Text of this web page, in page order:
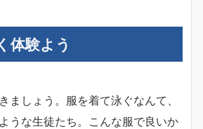
体験よう
ましょう。服を着て泳ぐなんて、
うな生徒たち。こんな服で良いか